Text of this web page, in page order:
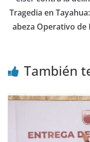
Tragedia en
abeza Operativo de
También